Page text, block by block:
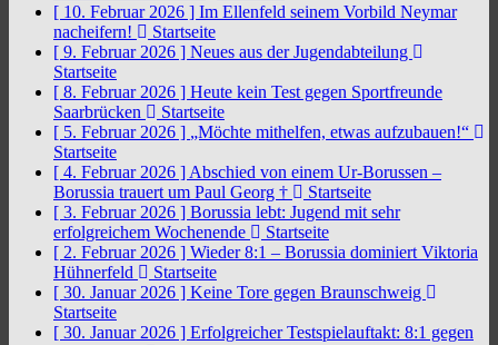
[ 10. Februar 2026 ] Im Ellenfeld seinem Vorbild Neymar
nacheifern!
Startseite
[ 9. Februar 2026 ] Neues aus der Jugendabteilung
Startseite
[ 8. Februar 2026 ] Heute kein Test gegen Sportfreunde
Saarbrücken
Startseite
[ 5. Februar 2026 ] „Möchte mithelfen, etwas aufzubauen!“
Startseite
[ 4. Februar 2026 ] Abschied von einem Ur-Borussen –
Borussia trauert um Paul Georg †
Startseite
[ 3. Februar 2026 ] Borussia lebt: Jugend mit sehr
erfolgreichem Wochenende
Startseite
[ 2. Februar 2026 ] Wieder 8:1 – Borussia dominiert Viktoria
Hühnerfeld
Startseite
[ 30. Januar 2026 ] Keine Tore gegen Braunschweig
Startseite
[ 30. Januar 2026 ] Erfolgreicher Testspielauftakt: 8:1 gegen